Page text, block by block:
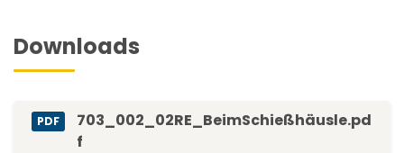
Downloads
PDF
703_002_02RE_BeimSchießhäusle.pd
f